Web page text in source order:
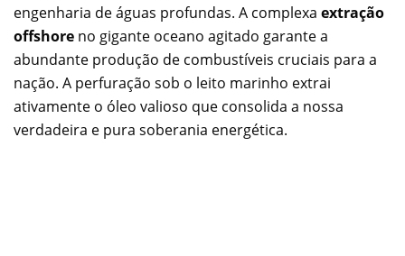
engenharia de águas profundas. A complexa extração
offshore no gigante oceano agitado garante a
abundante produção de combustíveis cruciais para a
nação. A perfuração sob o leito marinho extrai
ativamente o óleo valioso que consolida a nossa
verdadeira e pura soberania energética.